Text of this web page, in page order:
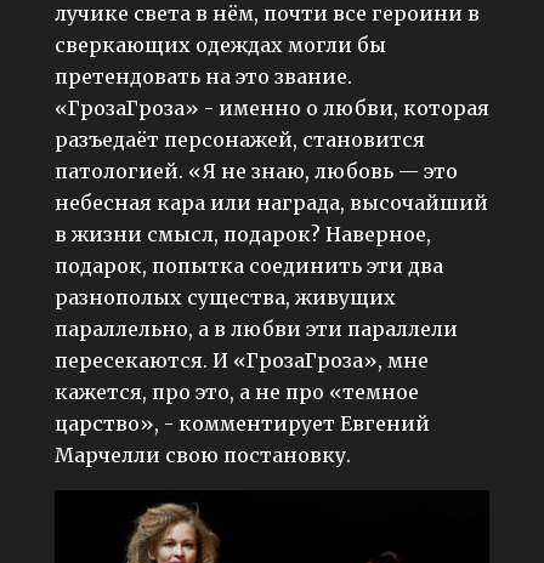
лучике света в нём, почти все героини в
сверкающих одеждах могли бы
претендовать на это звание.
«ГрозаГроза» - именно о любви, которая
разъедаёт персонажей, становится
патологией. «Я не знаю, любовь — это
небесная кара или награда, высочайший
в жизни смысл, подарок? Наверное,
подарок, попытка соединить эти два
разнополых существа, живущих
параллельно, а в любви эти параллели
пересекаются. И «ГрозаГроза», мне
кажется, про это, а не про «темное
царство», - комментирует Евгений
Марчелли свою постановку.